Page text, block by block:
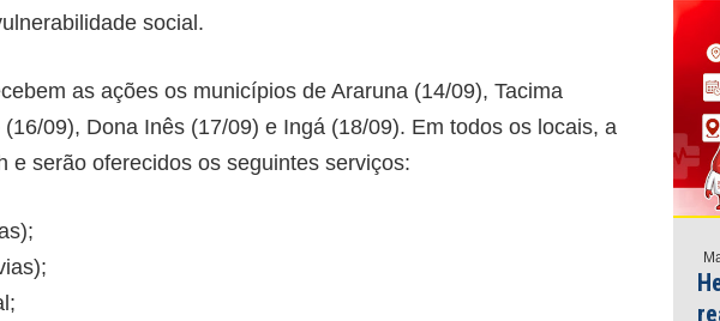
social.
as ações os municípios de Araruna (14/09), Tacima
09), Dona Inês (17/09) e Ingá (18/09). Em todos os locais, a
e serão oferecidos os seguintes serviços: